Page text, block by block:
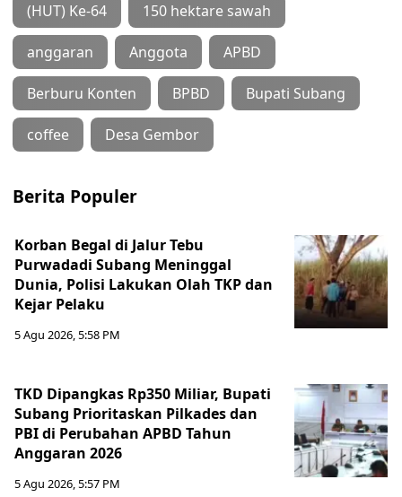
(HUT) Ke-64 150 hektare sawah
anggaran Anggota APBD
Berburu Konten BPBD Bupati Subang
coffee Desa Gembor
Berita Populer
Korban Begal di Jalur Tebu
Purwadadi Subang Meninggal
Dunia, Polisi Lakukan Olah TKP dan
Kejar Pelaku
5 Agu 2026, 5:58 PM
TKD Dipangkas Rp350 Miliar, Bupati
Subang Prioritaskan Pilkades dan
PBI di Perubahan APBD Tahun
Anggaran 2026
5 Agu 2026, 5:57 PM